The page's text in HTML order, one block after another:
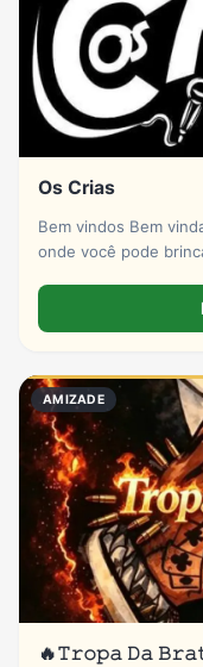
Os Crias
Bem vindos Bem
onde você pode
AMIZADE
🔥𝚃𝚛𝚘𝚙𝚊 𝙳𝚊